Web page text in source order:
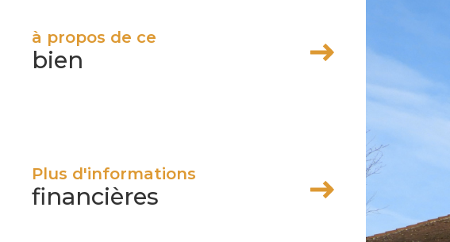
à propos de ce
bien
Plus d'informations
financières